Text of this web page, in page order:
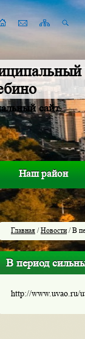
сайт
Наш район
Главная /Новости/ В
В период
http://www.uvao.ru/